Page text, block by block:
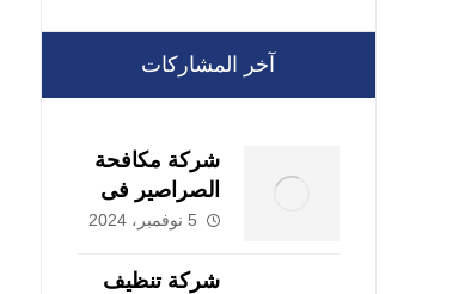
آخر المشاركات
شركة مكافحة
الصراصير فى
ابوظبي
5 نوفمبر، 2024
شركة تنظيف